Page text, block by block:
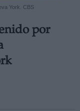
York. CBS
por